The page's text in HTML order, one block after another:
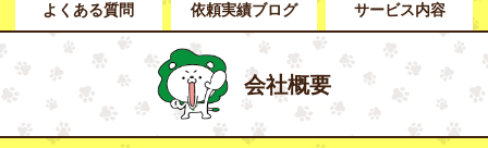
よくある質問 依頼実績ブログ サービス内容
会社概要